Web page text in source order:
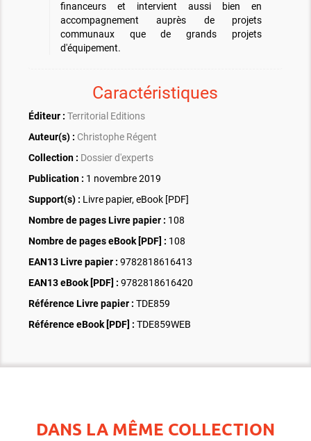
financeurs et intervient aussi bien en
accompagnement auprès de projets
communaux que de grands projets
d'équipement.
Caractéristiques
Éditeur : Territorial Editions
Auteur(s) : Christophe Régent
Collection : Dossier d'experts
Publication : 1 novembre 2019
Support(s) : Livre papier, eBook [PDF]
Nombre de pages Livre papier : 108
Nombre de pages eBook [PDF] : 108
EAN13 Livre papier : 9782818616413
EAN13 eBook [PDF] : 9782818616420
Référence Livre papier : TDE859
Référence eBook [PDF] : TDE859WEB
DANS LA MÊME COLLECTION